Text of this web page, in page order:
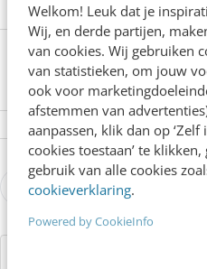
Welkom! Leuk dat je
Wij, en derde partijen,
van cookies. Wij gebruiken
van statistieken, om jouw
ook voor
afstemmen van
aanpassen, klik dan op ‘Zelf
cookies toestaan’ te
gebruik van alle cookies
cookieverklaring.
Powered by CookieInfo
0 reacties - Plaats als